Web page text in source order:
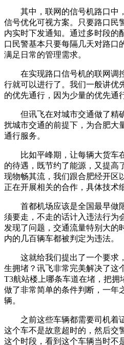
其中，联网的信号机路口中
信号优化可视方案。只要路口民
内实时下发通知。通过多时段的
口民警基本只要每隔几天对路口
满足日常的管理需求。
在实现路口信号机的联网调
行就可以进行了。我们一般讲优
的优先通行，因为少量的优先通
但讯飞在对城市交通做了精
扰城市交通的前提下，为合肥大
通行服务。
比如平峰期，让每辆大货车
的待遇，既节约了能源，又提高
现物畅其流，我们跟合肥经开区
正在开展相关的合作，具体技术
首都机场应该是全国最早做
须要走，不走的话计入违法行为
发现了问题，交通流量特别大的
内的几百辆车都被判定为违法。
这就给我们提出了一个要求
生拥堵？讯飞非常完美解决了这
T3航站楼上哪条车道在堵，把拥
做了非常简单的条件判断，一年
辆。
之前这些车辆都需要司机着证
这个车不是故意超时的，然后交
这个时段，看到这个车辆当时不